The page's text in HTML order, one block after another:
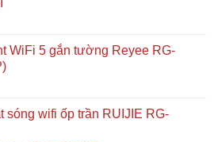
WiFi 5 gắn tường Reyee RG-
sóng wifi ốp trần RUIJIE RG-